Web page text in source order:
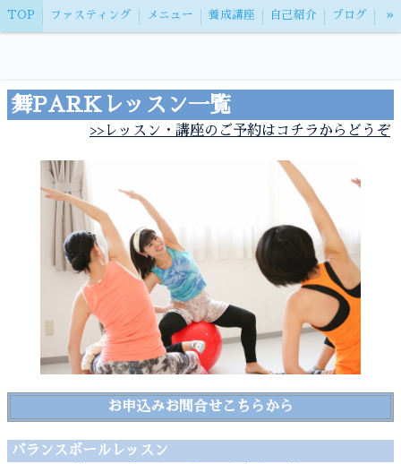
TOP ファスティング メニュー 養成講座 自己紹介 ブログ »
舞PARKレッスン一覧
>>レッスン・講座のご予約はコチラからどうぞ
お申込みお問合せこちらから
バランスボールレッスン